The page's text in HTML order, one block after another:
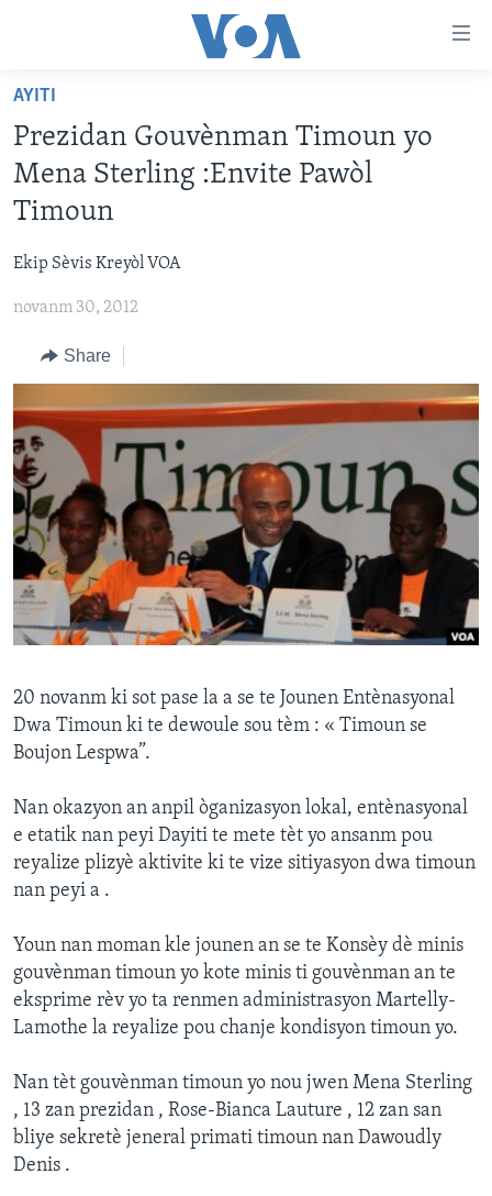
Skip
main
content
Skip
main
Navigation
Skip
Search
AMERIK LATIN
VIDEO
FLASHPOINT IKRÈN
Learning English
SUIV NOU
Languages
AYITI
Prezidan Gouvènman Timoun yo
Mena Sterling :Envite Pawòl
Timoun
Ekip Sèvis Kreyòl VOA
novanm 30, 2012
Share
20 novanm ki sot pase la a se te Jounen Entènasyonal
Dwa Timoun ki te dewoule sou tèm : « Timoun se
Boujon Lespwa”.
Nan okazyon an anpil òganizasyon lokal, entènasyonal
e etatik nan peyi Dayiti te mete tèt yo ansanm pou
reyalize plizyè aktivite ki te vize sitiyasyon dwa timoun
nan peyi a .
Youn nan moman kle jounen an se te Konsèy dè minis
gouvènman timoun yo kote minis ti gouvènman an te
eksprime rèv yo ta renmen administrasyon Martelly-
Lamothe la reyalize pou chanje kondisyon timoun yo.
Nan tèt gouvènman timoun yo nou jwen Mena Sterling
, 13 zan prezidan , Rose-Bianca Lauture , 12 zan san
bliye sekretè jeneral primati timoun nan Dawoudly
Denis .